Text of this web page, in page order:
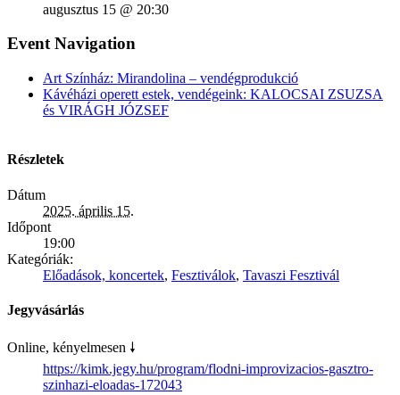
augusztus 15 @ 20:30
Event Navigation
Art Színház: Mirandolina – vendégprodukció
Kávéházi operett estek, vendégeink: KALOCSAI ZSUZSA
és VIRÁGH JÓZSEF
Részletek
Dátum
2025. április 15.
Időpont
19:00
Kategóriák:
Előadások, koncertek, Fesztiválok, Tavaszi Fesztivál
Jegyvásárlás
Online, kényelmesen 🠗
https://kimk.jegy.hu/program/flodni-improvizacios-gasztro-
szinhazi-eloadas-172043